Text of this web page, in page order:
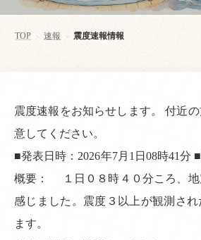
TOP > 速報 > 震度速報情報
震度速報をお知らせします。 付近
意してください。
■発表日時：2026年7月1日08時41分
概要： １日０８時４０分ころ、地
感じました。震度３以上が観測さ
ます。